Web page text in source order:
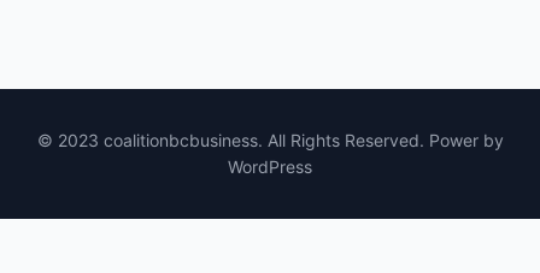
© 2023 coalitionbcbusiness. All Rights Reserved. Power by
WordPress